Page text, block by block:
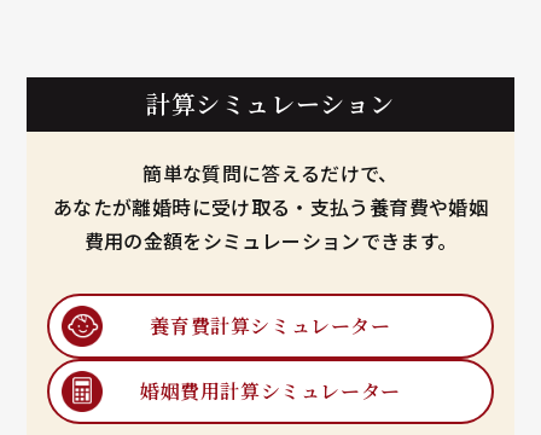
計算シミュレーション
簡単な質問に答えるだけで、
あなたが離婚時に受け取る・支払う養育費や婚姻
費用の金額をシミュレーションできます。
養育費計算シミュレーター
婚姻費用計算シミュレーター